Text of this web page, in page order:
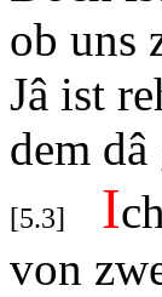
ob uns
Jâ ist
dem
[5.3] I
von